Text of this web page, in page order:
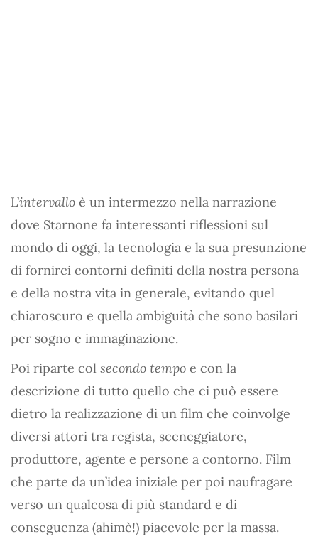
L’intervallo è un intermezzo nella narrazione
dove Starnone fa interessanti riflessioni sul
mondo di oggi, la tecnologia e la sua presunzione
di fornirci contorni definiti della nostra persona
e della nostra vita in generale, evitando quel
chiaroscuro e quella ambiguità che sono basilari
per sogno e immaginazione.
Poi riparte col secondo tempo e con la
descrizione di tutto quello che ci può essere
dietro la realizzazione di un film che coinvolge
diversi attori tra regista, sceneggiatore,
produttore, agente e persone a contorno. Film
che parte da un’idea iniziale per poi naufragare
verso un qualcosa di più standard e di
conseguenza (ahimè!) piacevole per la massa.